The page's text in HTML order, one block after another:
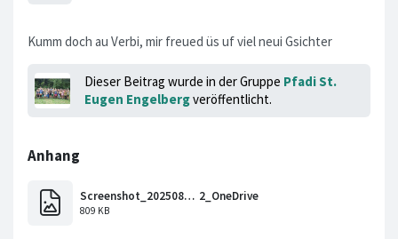
Kumm doch au Verbi, mir freued üs uf viel neui Gsichter
Dieser Beitrag wurde in der Gruppe Pfadi St.
Eugen Engelbergveröffentlicht.